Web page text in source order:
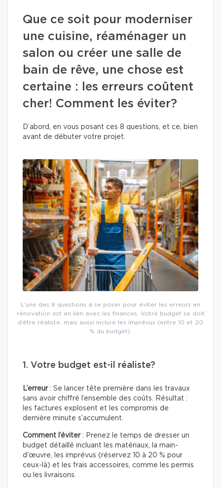
Que ce soit pour moderniser
une cuisine, réaménager un
salon ou créer une salle de
bain de rêve, une chose est
certaine : les erreurs coûtent
cher! Comment les éviter?
D’abord, en vous posant ces 8 questions, et ce, bien
avant de débuter votre projet.
L’une des 8 questions à se poser pour éviter les erreurs en
rénovation est en lien avec les finances. Votre budget se doit
d’être réaliste, mais aussi inclure les imprévus (entre 10 et 20
% du budget).
1. Votre budget est-il réaliste?
L’erreur: Se lancer tête première dans les travaux
sans avoir chiffré l’ensemble des coûts. Résultat :
les factures explosent et les compromis de
dernière minute s’accumulent.
Comment l’éviter: Prenez le temps de dresser un
budget détaillé incluant les matériaux, la main-
d'œuvre, les imprévus (réservez 10 à 20 % pour
ceux-là) et les frais accessoires, comme les permis
ou les livraisons.